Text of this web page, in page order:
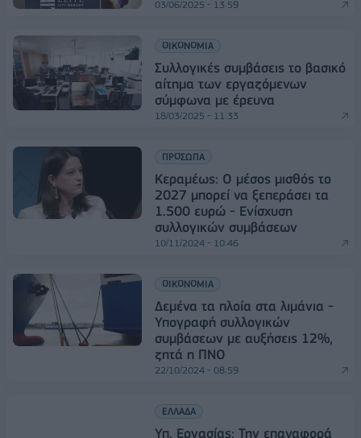
03/06/2025 - 13:59
ΟΙΚΟΝΟΜΙΑ
Συλλογικές συμβάσεις το βασικό
αίτημα των εργαζόμενων
σύμφωνα με έρευνα
18/03/2025 - 11:33
ΠΡΟΣΩΠΑ
Κεραμέως: Ο μέσος μισθός το
2027 μπορεί να ξεπεράσει τα
1.500 ευρώ - Ενίσχυση
συλλογικών συμβάσεων
10/11/2024 - 10:46
ΟΙΚΟΝΟΜΙΑ
Δεμένα τα πλοία στα λιμάνια -
Υπογραφή συλλογικών
συμβάσεων με αυξήσεις 12%,
ζητά η ΠΝΟ
22/10/2024 - 08:59
ΕΛΛΑΔΑ
Υπ. Εργασίας: Την επαναφορά